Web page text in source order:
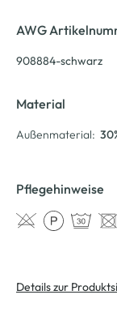
AWG
908884-schwarz
Material
Außenmaterial:
Pflegehinweise
Details zur